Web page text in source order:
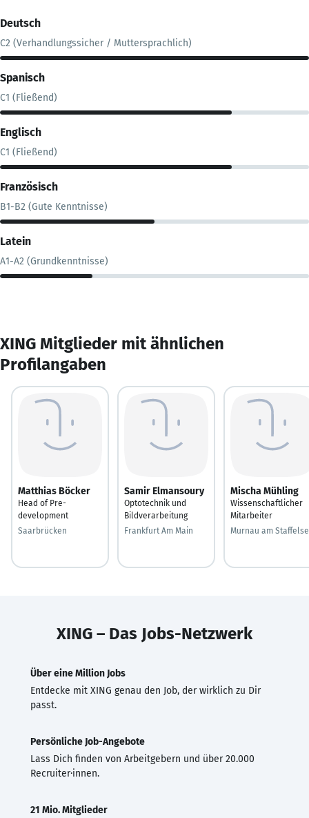
Deutsch
C2 (Verhandlungssicher / Muttersprachlich)
Spanisch
C1 (Fließend)
Englisch
C1 (Fließend)
Französisch
B1-B2 (Gute Kenntnisse)
Latein
A1-A2 (Grundkenntnisse)
XING Mitglieder mit ähnlichen
Profilangaben
Matthias Böcker
Head of Pre-
development
Saarbrücken
Samir Elmansoury
Optotechnik und
Bildverarbeitung
Frankfurt Am Main
Mischa Mühling
Wissenschaftlicher
Mitarbeiter
Murnau am
XING – Das Jobs-Netzwerk
Über eine Million Jobs
Entdecke mit XING genau den Job, der wirklich zu Dir
passt.
Persönliche Job-Angebote
Lass Dich finden von Arbeitgebern und über 20.000
Recruiter·innen.
21 Mio. Mitglieder